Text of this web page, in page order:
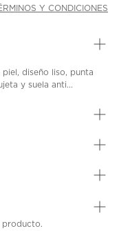
Y CONDICIONES
piel, diseño liso, punta
y suela anti...
producto.